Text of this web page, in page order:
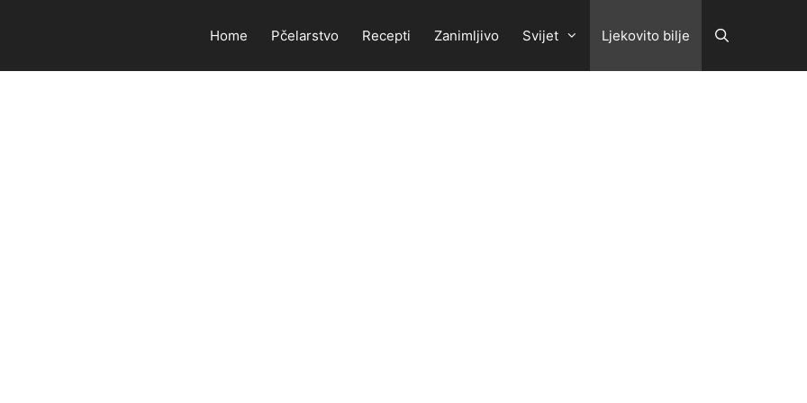
Home Pčelarstvo Recepti Zanimljivo Svijet Ljekovito bilje